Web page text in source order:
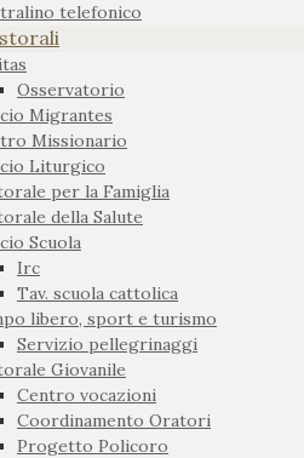
telefonico
Osservatorio
Migrantes
Missionario
Liturgico
per la Famiglia
della Salute
Scuola
Irc
Tav. scuola cattolica
libero, sport e turismo
Servizio pellegrinaggi
Giovanile
Centro vocazioni
Coordinamento Oratori
Progetto Policoro